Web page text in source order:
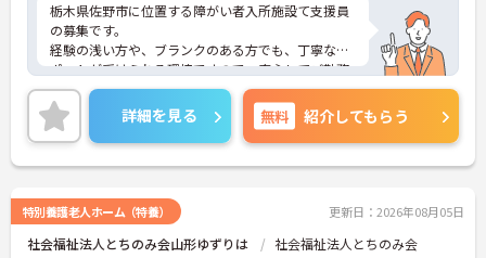
栃木県佐野市に位置する障がい者入所施設て支援員
の募集です。
経験の浅い方や、ブランクのある方でも、丁寧なサ
ポートが受けられる環境ですので、安心してご勤務
いただけます！
正社員登用の実績が多数がありますので、働きなが
らスキルアップし、長く働く選択をしていただくこ
ともできます！
ご興味のある方には、面接対策ポイントなど、さら
ださい。
詳細を見る 無料 紹介してもらう
特別養護老人ホーム（特養） 更新日：2026年08月05日
社会福祉法人とちのみ会山形ゆずりは 社会福祉法人とちのみ会